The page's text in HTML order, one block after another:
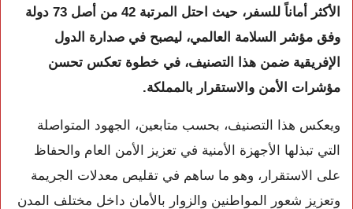
الأكثر أماناً للسفر، حيث احتل المرتبة 42 من أصل 73 دولة
وفق مؤشر السلامة العالمي، ليصبح في صدارة الدول
الإفريقية ضمن هذا التصنيف، في خطوة تعكس تحسن
مؤشرات الأمن والاستقرار بالمملكة.
ويعكس هذا التصنيف، بحسب متابعين، الجهود المتواصلة
التي تبذلها الأجهزة الأمنية في تعزيز الأمن العام والحفاظ
على الاستقرار، وهو ما ساهم في تقليص معدلات الجريمة
وتعزيز شعور المواطنين والزوار بالأمان داخل مختلف المدن